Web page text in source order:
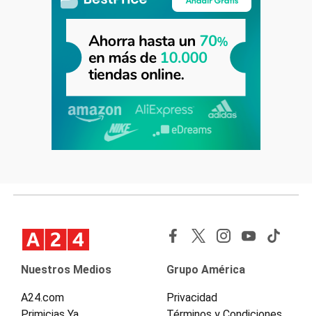
Nuestros Medios
A24.com
Grupo América
Privacidad